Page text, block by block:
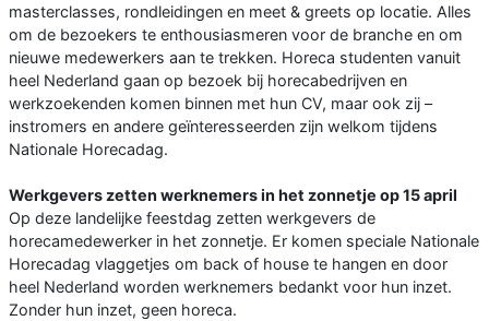
masterclasses, rondleidingen en meet & greets op locatie. Alles
om de bezoekers te enthousiasmeren voor de branche en om
nieuwe medewerkers aan te trekken. Horeca studenten vanuit
heel Nederland gaan op bezoek bij horecabedrijven en
werkzoekenden komen binnen met hun CV, maar ook zij –
instromers en andere geïnteresseerden zijn welkom tijdens
Nationale Horecadag.
Werkgevers zetten werknemers in het zonnetje op 15 april
Op deze landelijke feestdag zetten werkgevers de
horecamedewerker in het zonnetje. Er komen speciale Nationale
Horecadag vlaggetjes om back of house te hangen en door
heel Nederland worden werknemers bedankt voor hun inzet.
Zonder hun inzet, geen horeca.